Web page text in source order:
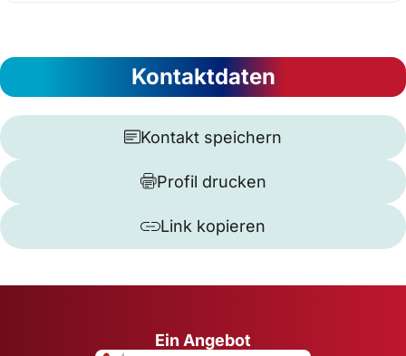
Kontaktdaten
Kontakt speichern
Profil drucken
Link kopieren
Ein Angebot